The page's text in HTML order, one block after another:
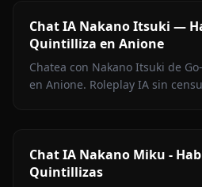
Chat IA Nakano Itsuki —
Quintilliza en Anione
Chatea con Nakano Itsuki de
en Anione. Roleplay IA sin
Chat IA Nakano Miku -
Quintillizas